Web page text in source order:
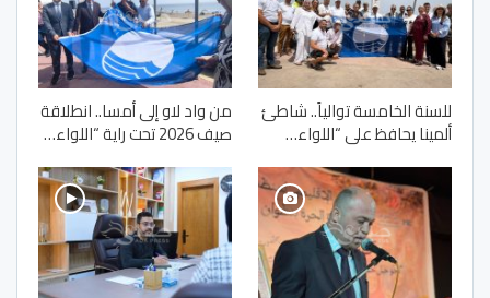
للسنة الخامسة توالياً.. شاطئ
ألمينا يحافظ على “اللواء…
من واد لاو إلى أمسا.. انطلاقة
صيف 2026 تحت راية “اللواء…